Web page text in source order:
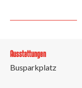
Ausstattungen
Busparkplatz